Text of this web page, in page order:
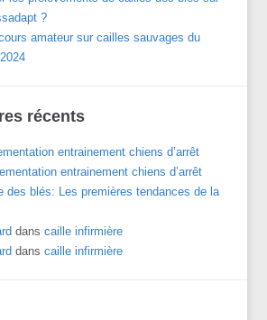
?
amateur sur cailles sauvages du
récents
entrainement chiens d’arrêt
entrainement chiens d’arrêt
des blés: Les premières tendances de la
danscaille infirmière
danscaille infirmière